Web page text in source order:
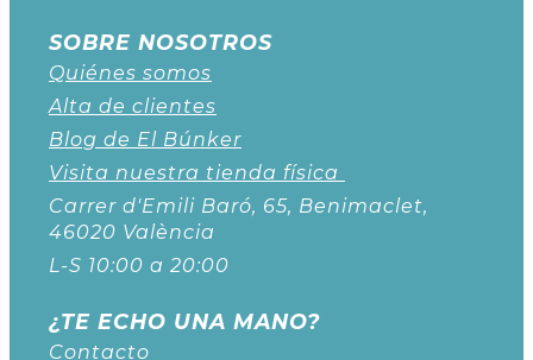
SOBRE NOSOTROS
Quiénes somos
Alta de clientes
Blog de El Búnker
Visita nuestra tienda física
Carrer d'Emili Baró, 65, Benimaclet,
46020 València
L-S 10:00 a 20:00
¿TE ECHO UNA MANO?
Contacto